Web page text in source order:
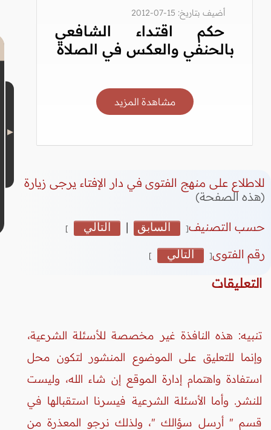
أضيف بتاريخ: 15-07-2012
حكم اقتداء الشافعي
بالحنفي والعكس في الصلاة
مشاهدة المزيد
للاطلاع على منهج الفتوى في دار الإفتاء يرجى زيارة
(هذه الصفحة)
حسب التصنيف[ السابق | التالي ]
رقم الفتوى[ التالي ]
التعليقات
تنبيه: هذه النافذة غير مخصصة للأسئلة الشرعية،
وإنما للتعليق على الموضوع المنشور لتكون محل
استفادة واهتمام إدارة الموقع إن شاء الله، وليست
للنشر. وأما الأسئلة الشرعية فيسرنا استقبالها في
قسم " أرسل سؤالك "، ولذلك نرجو المعذرة من